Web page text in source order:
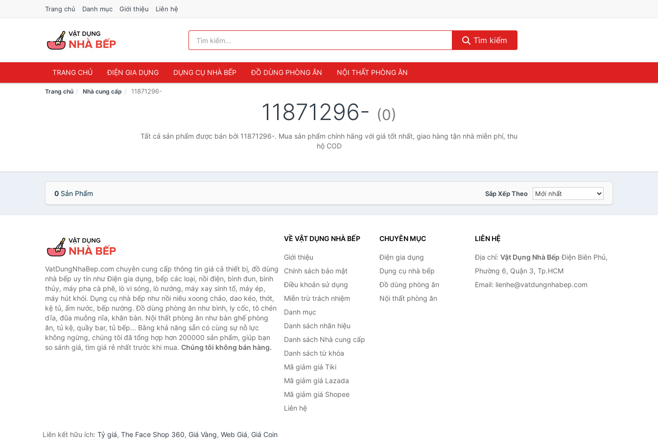
Trang chủ Danh mục Giới thiệu Liên hệ
Tìm kiếm
TRANG CHỦ ĐIỆN GIA DỤNG DỤNG CỤ NHÀ BẾP ĐỒ DÙNG PHÒNG ĂN NỘI THẤT PHÒNG ĂN
Trang chủ Nhà cung cấp 11871296-
11871296- (0)
Tất cả sản phẩm được bán bởi 11871296-. Mua sản phẩm chính hãng với giá tốt nhất, giao hàng tận nhà miễn phí, thu
hộ COD
0 Sản Phẩm Sắp Xếp Theo
VatDungNhaBep.com chuyên cung cấp thông tin giá cả thiết bị, đồ dùng
nhà bếp uy tín như Điện gia dụng, bếp các loại, nồi điện, bình đun, bình
thủy, máy pha cà phê, lò vi sóng, lò nướng, máy xay sinh tố, máy ép,
máy hút khói. Dụng cụ nhà bếp như nồi niêu xoong chảo, dao kéo, thớt,
kệ tủ, ấm nước, bếp nướng. Đồ dùng phòng ăn như bình, ly cốc, tô chén
dĩa, đũa muỗng nĩa, khăn bàn. Nội thất phòng ăn như bàn ghế phòng
ăn, tủ kệ, quầy bar, tủ bếp... Bằng khả năng sẵn có cùng sự nỗ lực
không ngừng, chúng tôi đã tổng hợp hơn 200000 sản phẩm, giúp bạn
so sánh giá, tìm giá rẻ nhất trước khi mua. Chúng tôi không bán hàng.
VỀ VẬT DỤNG NHÀ BẾP
Giới thiệu
Chính sách bảo mật
Điều khoản sử dụng
Miễn trừ trách nhiệm
Danh mục
Danh sách nhãn hiệu
Danh sách Nhà cung cấp
Danh sách từ khóa
Mã giảm giá Tiki
Mã giảm giá Lazada
Mã giảm giá Shopee
Liên hệ
CHUYÊN MỤC
Điện gia dụng
Dụng cụ nhà bếp
Đồ dùng phòng ăn
Nội thất phòng ăn
LIÊN HỆ
Địa chỉ: Vật Dụng Nhà Bếp Điện Biên Phủ,
Phường 6, Quận 3, Tp.HCM
Email: lienhe@vatdungnhabep.com
Liên kết hữu ích: Tỷ giá, The Face Shop 360, Giá Vàng, Web Giá, Giá Coin